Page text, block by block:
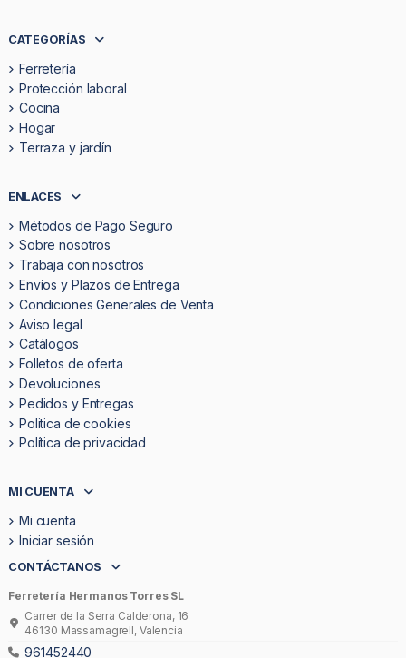
CATEGORÍAS
Ferretería
Protección laboral
Cocina
Hogar
Terraza y jardín
ENLACES
Métodos de Pago Seguro
Sobre nosotros
Trabaja con nosotros
Envíos y Plazos de Entrega
Condiciones Generales de Venta
Aviso legal
Catálogos
Folletos de oferta
Devoluciones
Pedidos y Entregas
Politica de cookies
Política de privacidad
MI CUENTA
Mi cuenta
Iniciar sesión
CONTÁCTANOS
Ferretería Hermanos Torres SL
Carrer de la Serra Calderona, 16
46130 Massamagrell, Valencia
961452440